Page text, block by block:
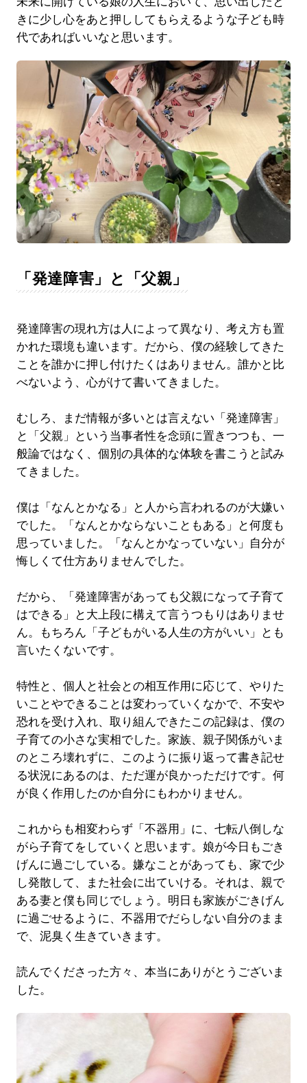
きに少し心をあと押ししてもらえるような子ども時
代であればいいなと思います。
「発達障害」と「父親」
発達障害の現れ方は人によって異なり、考え方も置
かれた環境も違います。だから、僕の経験してきた
ことを誰かに押し付けたくはありません。誰かと比
べないよう、心がけて書いてきました。
むしろ、まだ情報が多いとは言えない「発達障害」
と「父親」という当事者性を念頭に置きつつも、一
般論ではなく、個別の具体的な体験を書こうと試み
てきました。
僕は「なんとかなる」と人から言われるのが大嫌い
でした。「なんとかならないこともある」と何度も
思っていました。「なんとかなっていない」自分が
悔しくて仕方ありませんでした。
だから、「発達障害があっても父親になって子育て
はできる」と大上段に構えて言うつもりはありませ
ん。もちろん「子どもがいる人生の方がいい」とも
言いたくないです。
特性と、個人と社会との相互作用に応じて、やりた
いことやできることは変わっていくなかで、不安や
恐れを受け入れ、取り組んできたこの記録は、僕の
子育ての小さな実相でした。家族、親子関係がいま
のところ壊れずに、このように振り返って書き記せ
る状況にあるのは、ただ運が良かっただけです。何
が良く作用したのか自分にもわかりません。
これからも相変わらず「不器用」に、七転八倒しな
がら子育てをしていくと思います。娘が今日もごき
げんに過ごしている。嫌なことがあっても、家で少
し発散して、また社会に出ていける。それは、親で
ある妻と僕も同じでしょう。明日も家族がごきげん
に過ごせるように、不器用でだらしない自分のまま
で、泥臭く生きていきます。
読んでくださった方々、本当にありがとうございま
した。